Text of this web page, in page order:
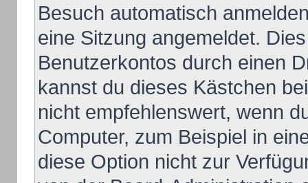
Besuch automatisch
eine Sitzung angemeldet.
Benutzerkontos durch einen
kannst du dieses Kästchen
nicht empfehlenswert, wenn
Computer, zum Beispiel in
diese Option nicht zur